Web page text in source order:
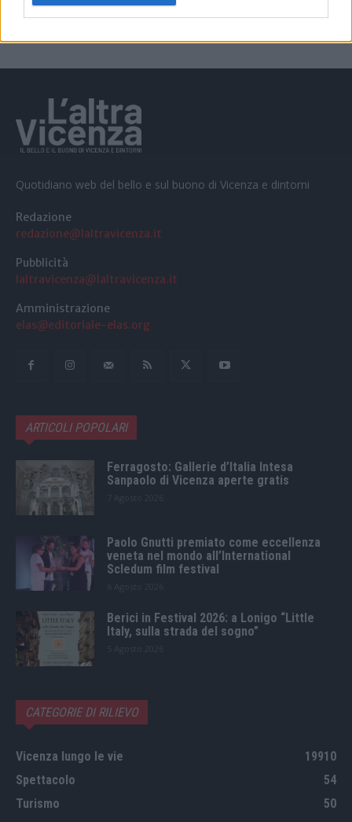
Quotidiano web del bello e sul buono di Vicenza e dintorni
Redazione
redazione@laltravicenza.it
Pubblicità
laltravicenza@laltravicenza.it
Amministrazione
elas@editoriale-elas.org
ARTICOLI POPOLARI
Ferragosto: Gallerie d’Italia Intesa
Sanpaolo di Vicenza aperte gratis
Paolo Gnutti premiato come eccellenza
veneta nel mondo all’International
Scledum film festival
Berici in Festival 2026: a Lonigo “Little
Italy, sulla strada del sogno”
CATEGORIE DI RILIEVO
Vicenza lungo le vie
19910
Spettacolo
54
Turismo
50